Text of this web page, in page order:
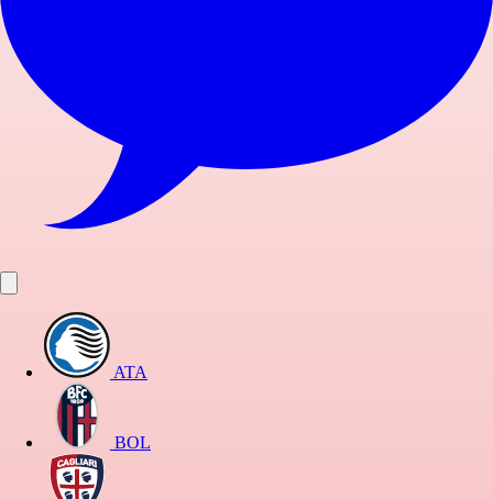
ATA
BOL